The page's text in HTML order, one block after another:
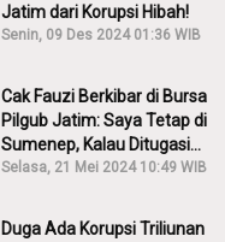
Jatim dari Korupsi Hibah!
Senin, 09 Des 2024 01:36 WIB
Cak Fauzi Berkibar di Bursa
Pilgub Jatim: Saya Tetap di
Sumenep, Kalau Ditugasi
Partai Lain Cerita!
Selasa, 21 Mei 2024 10:49 WIB
Duga Ada Korupsi Triliunan